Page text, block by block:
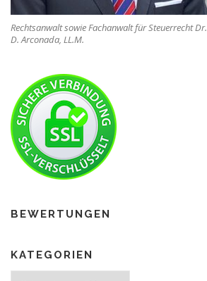
Rechtsanwalt sowie Fachanwalt für Steuerrecht Dr.
D. Arconada, LL.M.
BEWERTUNGEN
KATEGORIEN